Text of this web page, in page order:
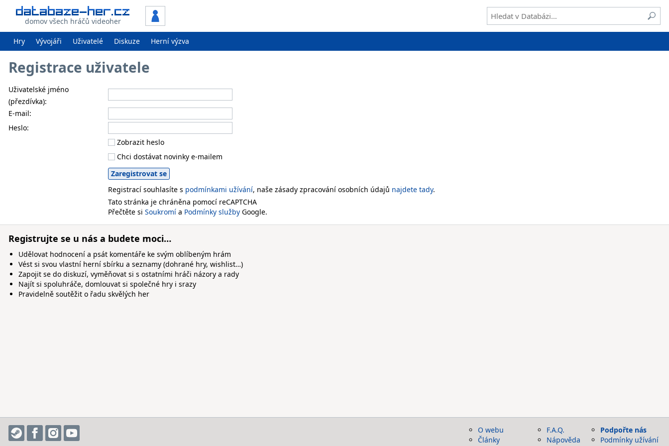
domov všech hráčů videoher
Hry Vývojáři Uživatelé Diskuze Herní výzva
Registrace uživatele
Uživatelské jméno
(přezdívka):
E-mail:
Heslo:
Zobrazit heslo
Chci dostávat novinky e-mailem
Registrací souhlasíte s podmínkami užívání, naše zásady zpracování osobních údajů najdete tady.
Tato stránka je chráněna pomocí reCAPTCHA
Přečtěte si Soukromí a Podmínky služby Google.
Registrujte se u nás a budete moci…
Udělovat hodnocení a psát komentáře ke svým oblíbeným hrám
Vést si svou vlastní herní sbírku a seznamy (dohrané hry, wishlist…)
Zapojit se do diskuzí, vyměňovat si s ostatními hráči názory a rady
Najít si spoluhráče, domlouvat si společné hry i srazy
Pravidelně soutěžit o řadu skvělých her
O webu
Články
F.A.Q.
Nápověda
Podpořte nás
Podmínky užívání